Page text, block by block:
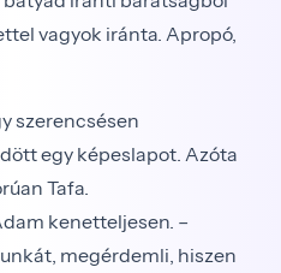
vagyok iránta. Apropó,
szerencsésen
egy képeslapot. Azóta
Tafa.
kenetteljesen. –
megérdemli, hiszen